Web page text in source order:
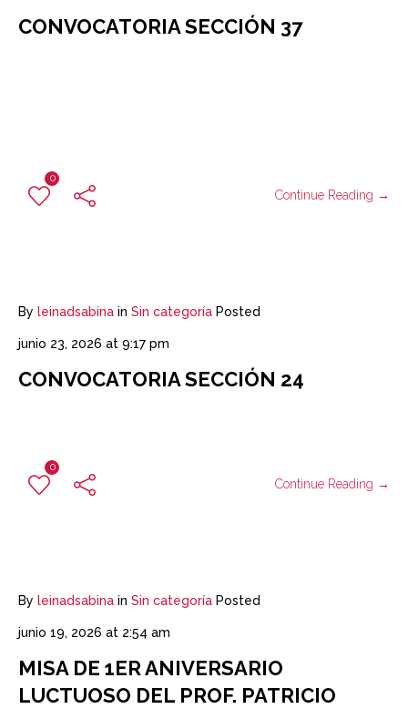
CONVOCATORIA SECCIÓN 37
0
Continue Reading →
By leinadsabina in Sin categoría Posted
junio 23, 2026 at 9:17 pm
CONVOCATORIA SECCIÓN 24
0
Continue Reading →
By leinadsabina in Sin categoría Posted
junio 19, 2026 at 2:54 am
MISA DE 1ER ANIVERSARIO
LUCTUOSO DEL PROF. PATRICIO